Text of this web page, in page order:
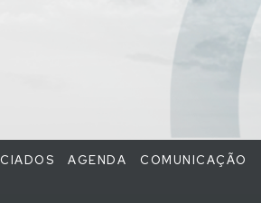
AGENDA COMUNICAÇÃO